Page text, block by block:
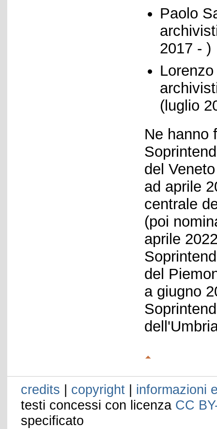
Paolo
2017 - )
(luglio
Ne hanno
del
ad aprile
centrale
(poi
aprile
del
a giugno
credits copyright
informazioni
testi concessi con licenza CC
specificato